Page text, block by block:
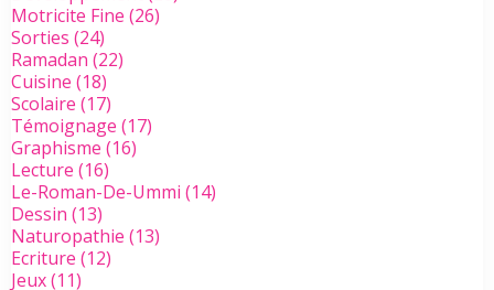
Motricite Fine (26)
Sorties (24)
Ramadan (22)
Cuisine (18)
Scolaire (17)
Témoignage (17)
Graphisme (16)
Lecture (16)
Le-Roman-De-Ummi (14)
Dessin (13)
Naturopathie (13)
Ecriture (12)
Jeux(11)